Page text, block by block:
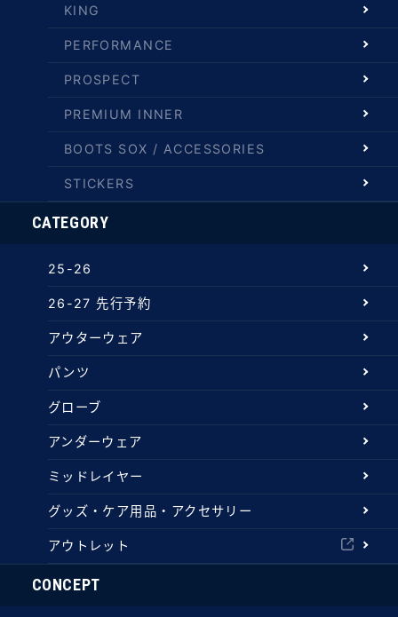
KING
PERFORMANCE
PROSPECT
PREMIUM INNER
BOOTS SOX / ACCESSORIES
STICKERS
CATEGORY
25-26
26-27 先行予約
アウターウェア
パンツ
グローブ
アンダーウェア
ミッドレイヤー
グッズ・ケア用品・アクセサリー
アウトレット
CONCEPT